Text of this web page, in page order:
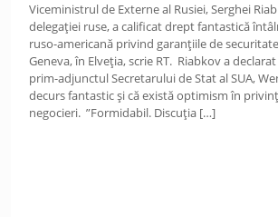
Viceministrul de Externe al Rusiei, Serghei
delegației ruse, a calificat drept fantastică
ruso-americană privind garanțiile de
Geneva, în Elveția, scrie RT. Riabkov a
prim-adjunctul Secretarului de Stat al SUA,
decurs fantastic și că există optimism în
negocieri. ”Formidabil. Discuția […]